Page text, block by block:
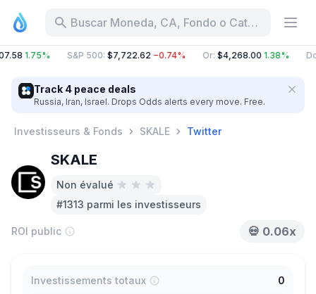
Buscar Moneda, CA, Fondo o Categoría
1.75% S&P 500: $7,722.62 −0.74% Or: $4,268.00 1.38%
Track 4 peace deals
Russia, Iran, Israel. Drops Odds alerts every move. Free.
Investisseurs & Fonds SKALE Twitter
SKALE
Non évalué
#1313 parmi les investisseurs
ROI public 💀 0.06x
Investissements totaux 0